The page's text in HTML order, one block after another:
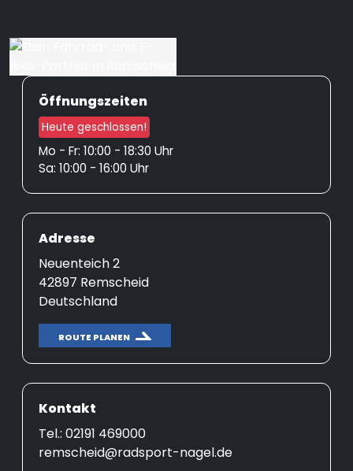
Öffnungszeiten
Heute geschlossen!
Mo - Fr: 10:00 - 18:30 Uhr
Sa: 10:00 - 16:00 Uhr
Adresse
Neuenteich 2
42897 Remscheid
Deutschland
ROUTE PLANEN
Kontakt
Tel.: 02191 469000
remscheid@radsport-nagel.de